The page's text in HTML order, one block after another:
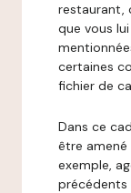
restaurant,
que vous
certaines
fichier de
Dans ce
être
exemple,
précédents